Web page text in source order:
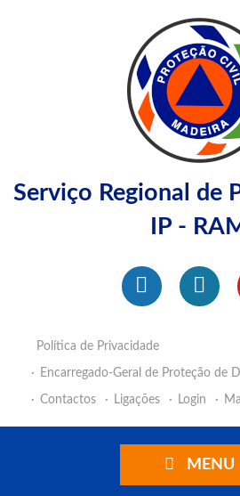
Serviço Regional de
IP -
Política de Privacidade
Encarregado-Geral de Proteção de
Contactos
Ligações Login
MENU